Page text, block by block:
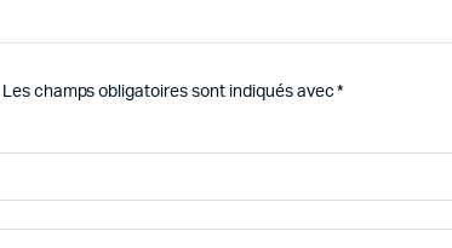
Les champs obligatoires sont indiqués avec*